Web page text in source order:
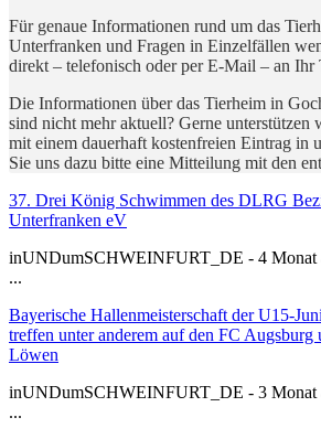
Für genaue Informationen rund um das
Unterfranken und Fragen in Einzelfällen
direkt – telefonisch oder per E-Mail – an Ihr
Die Informationen über das Tierheim in
sind nicht mehr aktuell? Gerne
mit einem dauerhaft kostenfreien Eintrag in
Sie uns dazu bitte eine Mitteilung mit den
37. Drei König Schwimmen des DLRG
Unterfranken eV
inUNDumSCHWEINFURT_DE - 4 Monat
...
Bayerische Hallenmeisterschaft der U15-
treffen unter anderem auf den FC Augsburg
Löwen
inUNDumSCHWEINFURT_DE - 3 Monat
...